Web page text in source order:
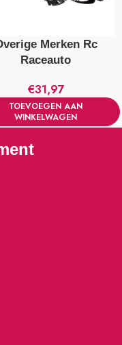
Merken Rc
Raceauto
€31,97
TOEVOEGEN AAN
WINKELWAGEN